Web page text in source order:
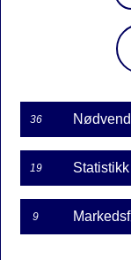
36
19 Statistikk
9